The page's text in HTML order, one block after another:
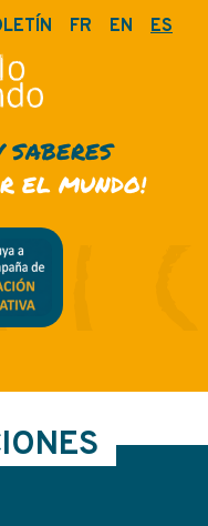
FR EN ES
SABERES
EL MUNDO!